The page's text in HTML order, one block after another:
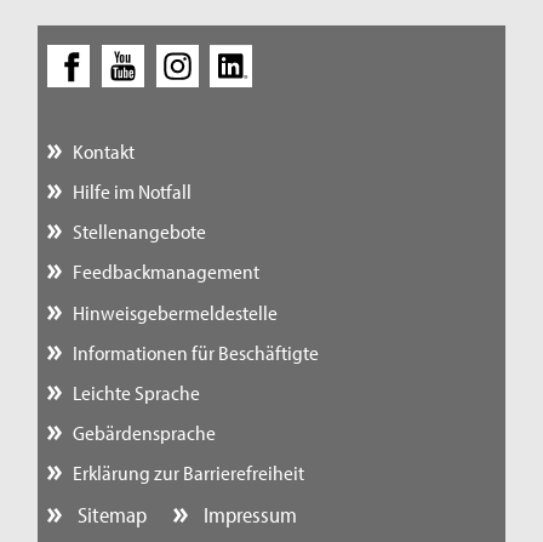
Kontakt
Hilfe im Notfall
Stellenangebote
Feedbackmanagement
Hinweisgebermeldestelle
Informationen für Beschäftigte
Leichte Sprache
Gebärdensprache
Erklärung zur Barrierefreiheit
Sitemap Impressum